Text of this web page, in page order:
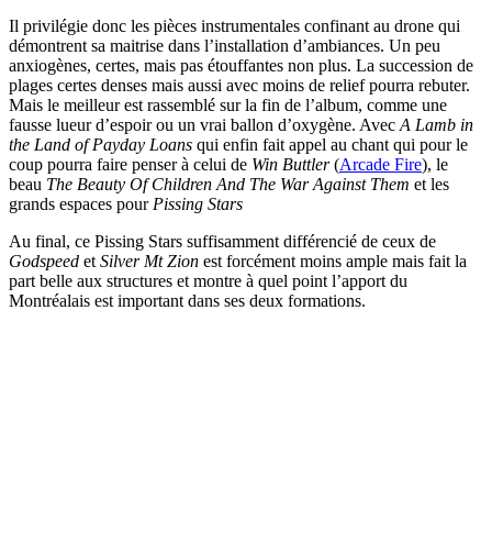
Il privilégie donc les pièces instrumentales confinant au drone qui
démontrent sa maitrise dans l’installation d’ambiances. Un peu
anxiogènes, certes, mais pas étouffantes non plus. La succession de
plages certes denses mais aussi avec moins de relief pourra rebuter.
Mais le meilleur est rassemblé sur la fin de l’album, comme une
fausse lueur d’espoir ou un vrai ballon d’oxygène. Avec A Lamb in
the Land of Payday Loans qui enfin fait appel au chant qui pour le
coup pourra faire penser à celui de Win Buttler(Arcade Fire), le
beau The Beauty Of Children And The War Against Them et les
grands espaces pour Pissing Stars
Au final, ce Pissing Stars suffisamment différencié de ceux de
Godspeed et Silver Mt Zion est forcément moins ample mais fait la
part belle aux structures et montre à quel point l’apport du
Montréalais est important dans ses deux formations.